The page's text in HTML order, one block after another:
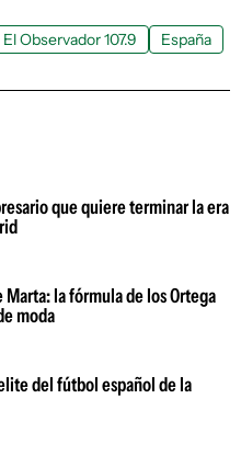
El Observador 107.9 España
que quiere terminar la era
la fórmula de los Ortega
moda
del fútbol español de la